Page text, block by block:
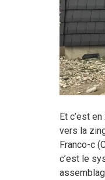
Et c’est
vers la
Franco-c
c’est le